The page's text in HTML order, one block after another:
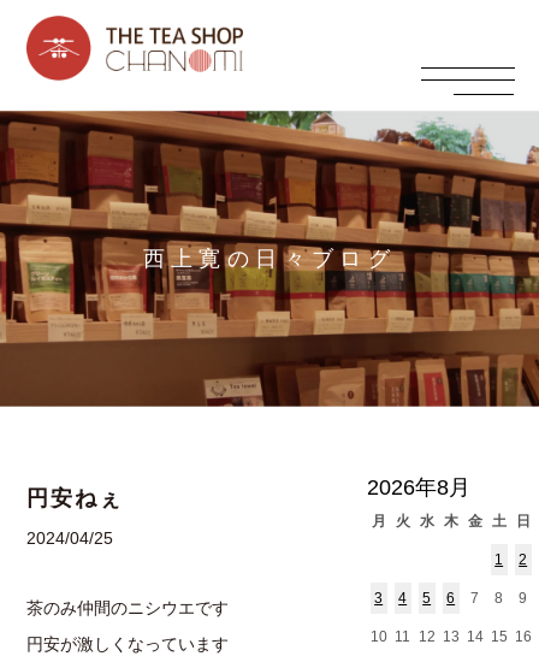
西上寛の日々ブログ
円安ねぇ
2024/04/25
茶のみ仲間のニシウエです
円安が激しくなっています
2026年8月
月 火 水 木 金 土 日
1 2
3 4 5 6 7 8 9
10 11 12 13 14 15 16